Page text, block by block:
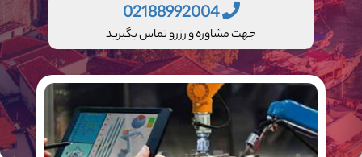
02188992004
جهت مشاوره و رزرو تماس بگیرید